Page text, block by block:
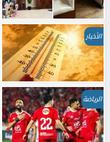
الأخبار
الرياضة